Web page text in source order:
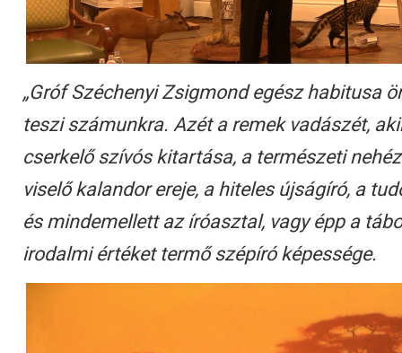
„Gróf Széchenyi Zsigmond egész habitusa
teszi számunkra. Azét a remek vadászét,
cserkelő szívós kitartása, a természeti
viselő kalandor ereje, a hiteles újságíró, a
és mindemellett az íróasztal, vagy épp a
irodalmi értéket termő szépíró képessége.